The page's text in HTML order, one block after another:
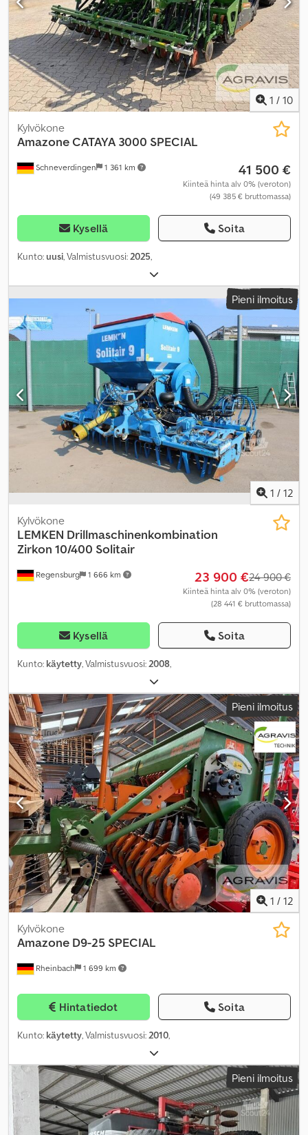
1 / 10
Schneverdingen 1 361 km
Kylvökone
AmazoneCATAYA 3000 SPECIAL
41 500 €
Kiinteä hinta alv 0% (veroton)
(49 385 € bruttomassa)
Kysellä Soita
Kunto:uusi, Valmistusvuosi:2025,
Pieni ilmoitus
1 / 12
Regensburg 1 666 km
Kylvökone
LEMKEN Drillmaschinenkombination
Zirkon 10/400 Solitair
23 900 €24 900 €
Kiinteä hinta alv 0% (veroton)
(28 441 € bruttomassa)
Kysellä Soita
Kunto: käytetty, Valmistusvuosi:2008,
Pieni ilmoitus
1 / 12
Rheinbach 1 699 km
Kylvökone
Amazone D9-25 SPECIAL
Hintatiedot Soita
Kunto: käytetty, Valmistusvuosi:2010,
Pieni ilmoitus